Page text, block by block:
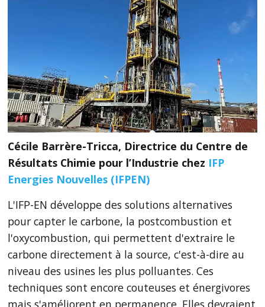
Cécile Barrère-Tricca, Directrice du Centre de
Résultats Chimie pour l’Industrie chez IFP
Energies Nouvelles (IFPEN)
L'IFP-EN développe des solutions alternatives
pour capter le carbone, la postcombustion et
l'oxycombustion, qui permettent d'extraire le
carbone directement à la source, c'est-à-dire au
niveau des usines les plus polluantes. Ces
techniques sont encore couteuses et énergivores